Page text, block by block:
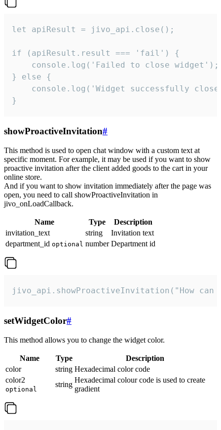
let apiResult = jivo_api.close();
if (apiResult.result === 'fail') {
    console.log('Failed to close widget');
} else {
console.log('Widget successfully
}
showProactiveInvitation#
This method is used to open chat window with a custom text at
specific moment. For example, it may be used if you want to show
proactive invitation after the client added goods to the cart in your
online store.
And if you want to show invitation immediately after the page was
open, you need to call showProactiveInvitation in
jivo_onLoadCallback.
Name Type
Description
invitation_text
string
Invitation text
department_id optional number Department id
jivo_api.showProactiveInvitation("How
setWidgetColor#
This method allows you to change the widget color.
Name Type
Description
color
string Hexadecimal color code
color2
optional
string
Hexadecimal colour code is used to create
gradient